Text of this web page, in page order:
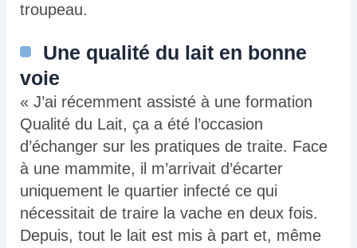
troupeau.
Une qualité du lait en bonne
voie
« J’ai récemment assisté à une formation
Qualité du Lait, ça a été l’occasion
d’échanger sur les pratiques de traite. Face
à une mammite, il m’arrivait d’écarter
uniquement le quartier infecté ce qui
nécessitait de traire la vache en deux fois.
Depuis, tout le lait est mis à part et, même